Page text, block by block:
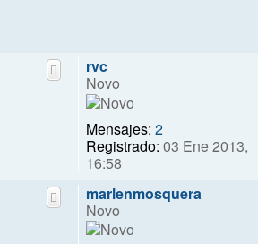
rvc
Novo
Mensajes: 2
Registrado: 03 Ene 2013,
16:58
marlenmosquera
Novo